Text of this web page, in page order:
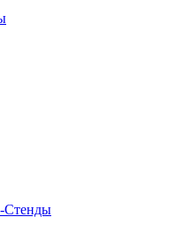
Стенды